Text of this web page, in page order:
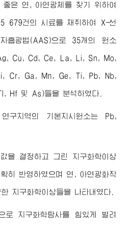
좋은 연, 아연광체를 찾기 위하여
679건의 시료를 채취하여 X-선
흡광법(AAS)으로 35개의 원소
Cu, Cd, Ce, La, Li, Sn, Mo,
Cr, Ga, Mn, Ge, Ti, Pb, Nb,
Hf 및 As)들을 분석하였다.
구지역의 기본지시원소는 Pb,
을 결정하고 그린 지구화학이상
히 반영하였으며 연, 아연광화작
지구화학이상들을 나타내였다.
로 지구화학탐사를 힘있게 벌려